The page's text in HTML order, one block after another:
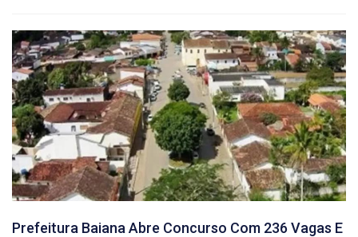
Prefeitura Baiana Abre Concurso Com 236 Vagas E